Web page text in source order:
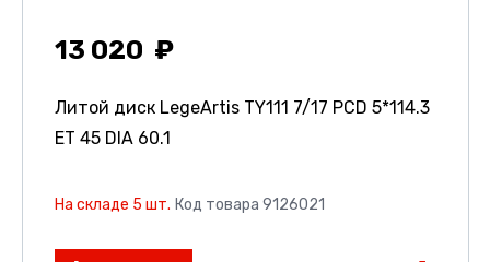
13 020
Литой диск LegeArtis TY111 7/17 PCD 5*114.3
ET 45 DIA 60.1
На складе 5 шт. Код товара 9126021